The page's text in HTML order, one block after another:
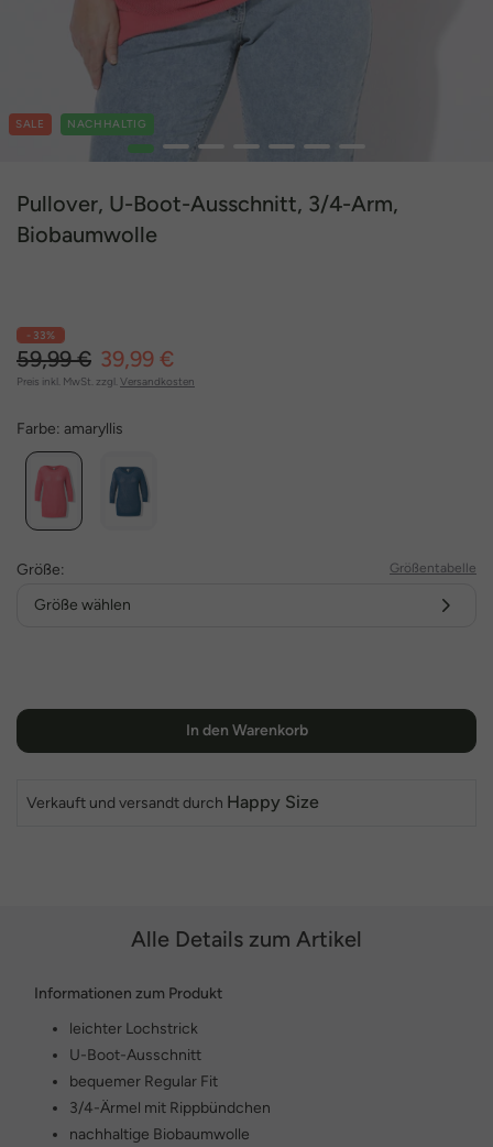
SALE NACHHALTIG
1 2 4 5 6 7
Pullover, U-Boot-Ausschnitt, 3/4-Arm,
Biobaumwolle
- 33%
59,99 € 39,99 €
Preis inkl. MwSt. zzgl. Versandkosten
Farbe: amaryllis
Größe: Größentabelle
Größe wählen
In den Warenkorb
Verkauft und versandt durch Happy Size
Alle Details zum Artikel
Informationen zum Produkt
leichter Lochstrick
U-Boot-Ausschnitt
bequemer Regular Fit
3/4-Ärmel mit Rippbündchen
nachhaltige Biobaumwolle